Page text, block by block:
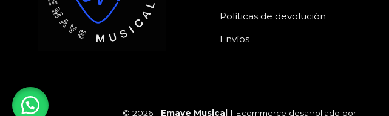
Políticas de devolución
Envíos
© 2026 | Emave Musical | Ecommerce desarrollado por